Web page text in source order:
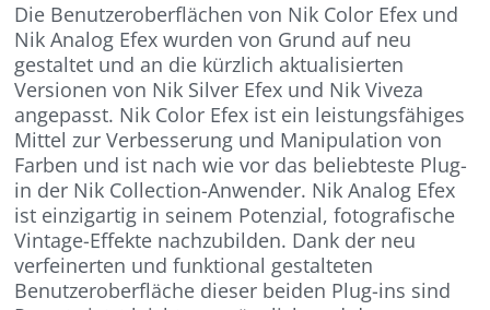
Die Benutzeroberflächen von Nik Color Efex und
Nik Analog Efex wurden von Grund auf neu
gestaltet und an die kürzlich aktualisierten
Versionen von Nik Silver Efex und Nik Viveza
angepasst. Nik Color Efex ist ein leistungsfähiges
Mittel zur Verbesserung und Manipulation von
Farben und ist nach wie vor das beliebteste Plug-
in der Nik Collection-Anwender. Nik Analog Efex
ist einzigartig in seinem Potenzial, fotografische
Vintage-Effekte nachzubilden. Dank der neu
verfeinerten und funktional gestalteten
Benutzeroberfläche dieser beiden Plug-ins sind